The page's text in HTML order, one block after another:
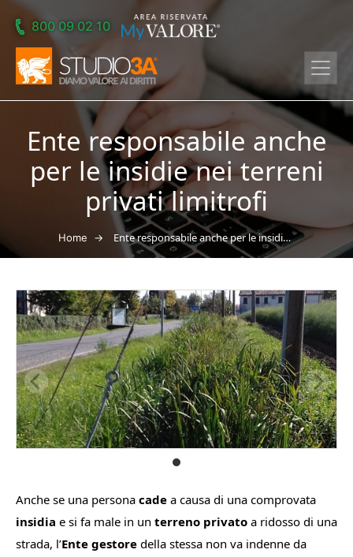
Skip to main content
800 09 02 10
Ente responsabile anche
per le insidie nei terreni
privati limitrofi
Home → Ente responsabile anche per le insidie nei terreni privati limitrofi
Anche se una persona cade a causa di una comprovata
insidia e si fa male in un terreno privato a ridosso di una
strada, l’Ente gestore della stessa non va indenne da